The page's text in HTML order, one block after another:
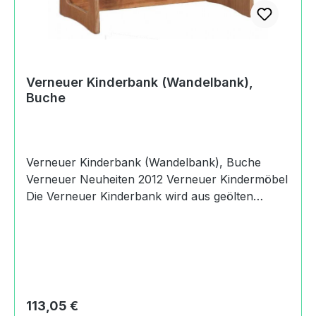
Verneuer Kinderbank (Wandelbank),
Buche
Verneuer Kinderbank (Wandelbank), Buche
Verneuer Neuheiten 2012 Verneuer Kindermöbel
Die Verneuer Kinderbank wird aus geölten
mit Naturharzöl veredelte Oberfläche. Die
Regulärer Preis:
113,05 €